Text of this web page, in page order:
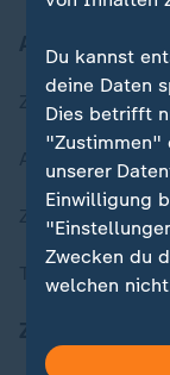
Aktuell bei
Zuletzt
Aktuelle
ZDFheute Stories
Themen im
Du kannst
deine Daten
Dies betrifft
"Zustimmen"
unserer
Einwilligung
Zwecken du
welchen
in deinen